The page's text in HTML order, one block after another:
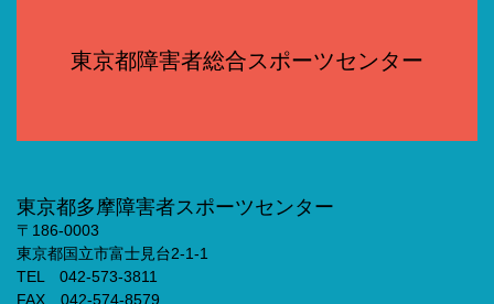
東京都障害者総合スポーツセンター
東京都多摩障害者スポーツセンター
〒186-0003
東京都国立市富士見台2-1-1
TEL 042-573-3811
FAX 042-574-8579